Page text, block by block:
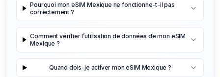
Pourquoi mon eSIM Mexique ne fonctionne-t-il pas
correctement ?
Comment vérifier l’utilisation de données de mon eSIM
Mexique ?
Quand dois-je activer mon eSIM Mexique ?